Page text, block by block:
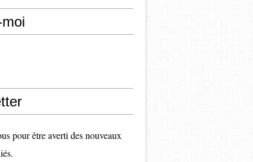
pour être averti des nouveaux